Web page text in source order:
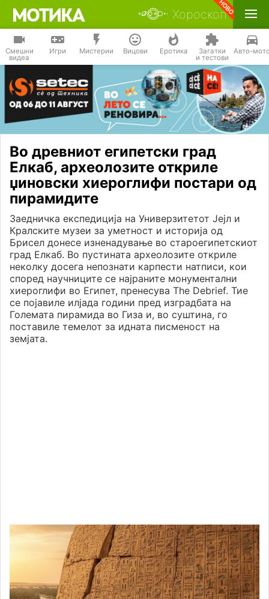
Хороскоп
Смешни
видеа
Игри Мистерии Вицови Еротика Загатки
и тестови
Авто-
Во древниот египетски град
Елкаб, археолозите откриле
џиновски хиероглифи постари од
пирамидите
Заедничка експедиција на Универзитетот Јејл и
Кралските музеи за уметност и историја од
Брисел донесе изненадување во староегипетскиот
град Елкаб. Во пустината археолозите откриле
неколку досега непознати карпести натписи, кои
според научниците се најраните монументални
хиероглифи во Египет, пренесува The Debrief. Тие
се појавиле илјада години пред изградбата на
Големата пирамида во Гиза и, во суштина, го
поставиле темелот за идната писменост на
земјата.